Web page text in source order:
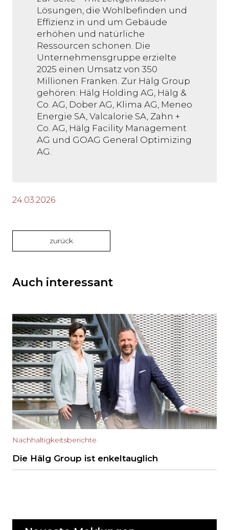
Lösungen, die Wohlbefinden und
Effizienz in und um Gebäude
erhöhen und natürliche
Ressourcen schonen. Die
Unternehmensgruppe erzielte
2025 einen Umsatz von 350
Millionen Franken. Zur Hälg Group
gehören: Hälg Holding AG, Hälg &
Co. AG, Dober AG, Klima AG, Meneo
Energie SA, Valcalorie SA, Zahn +
Co. AG, Hälg Facility Management
AG und GOAG General Optimizing
AG.
24.03.2026
zurück
Auch interessant
Nachhaltigkeitsberichte
Die Hälg Group ist enkeltauglich